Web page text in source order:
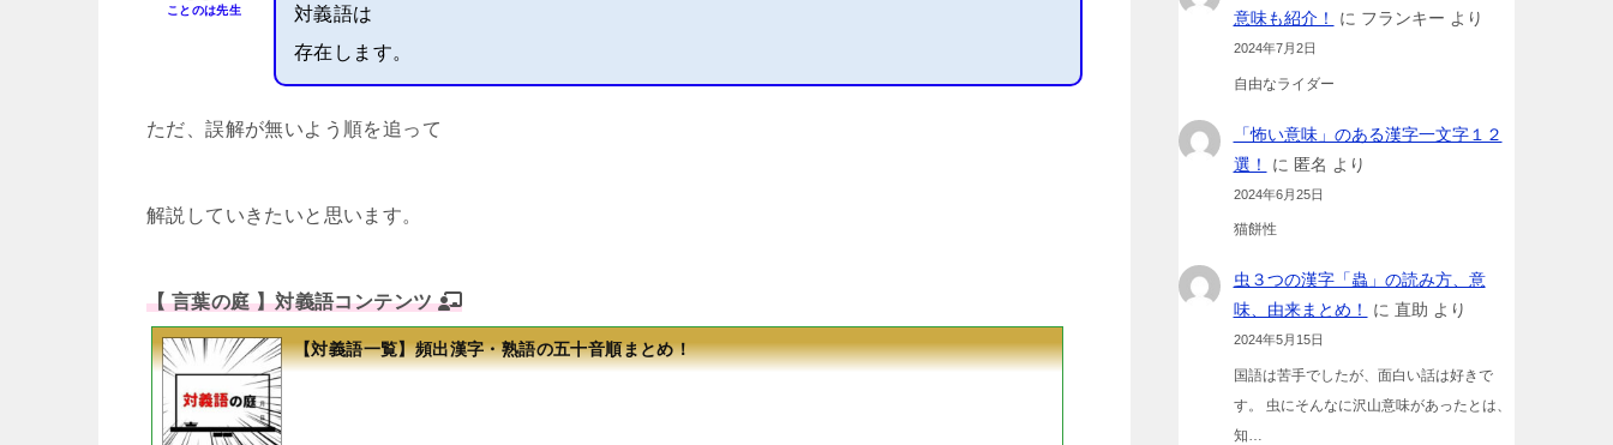
ことのは先生
対義語は
存在します。
ただ、誤解が無いよう順を追って
解説していきたいと思います。
【 言葉の庭 】対義語コンテンツ
【対義語一覧】頻出漢字・熟語の五十音順まとめ！
意味も紹介！
に フランキー より
2024年7月2日
自由なライダー
「怖い意味」のある漢字一文字１２
選！
に 匿名 より
2024年6月25日
猫餅性
虫３つの漢字「蟲」の読み方、意
味、由来まとめ！
に 直助 より
2024年5月15日
国語は苦手でしたが、面白い話は好きで
す。 虫にそんなに沢山意味があったとは、
知…